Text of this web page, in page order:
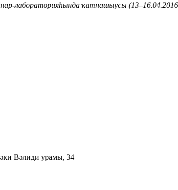
лабораторияһында ҡатнашыусы
Вәлиди урамы, 34